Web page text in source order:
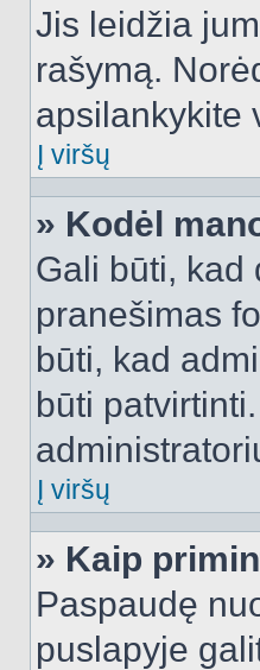
Jis leidžia
rašymą.
apsilankykite
Į viršų
» Kodėl
Gali būti, kad
pranešimas
būti, kad
būti
Į viršų
» Kaip
Paspaudę
puslapyje